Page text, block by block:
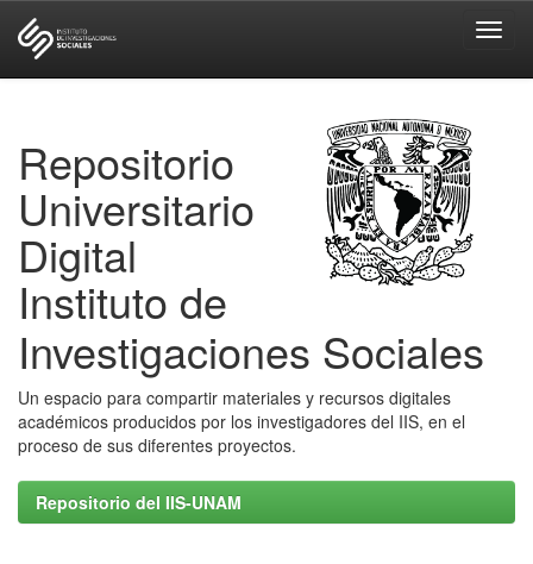
Repositorio
Universitario
Digital
Instituto de
Investigaciones Sociales
Un espacio para compartir materiales y recursos digitales
académicos producidos por los investigadores del IIS, en el
proceso de sus diferentes proyectos.
Repositorio del IIS-UNAM